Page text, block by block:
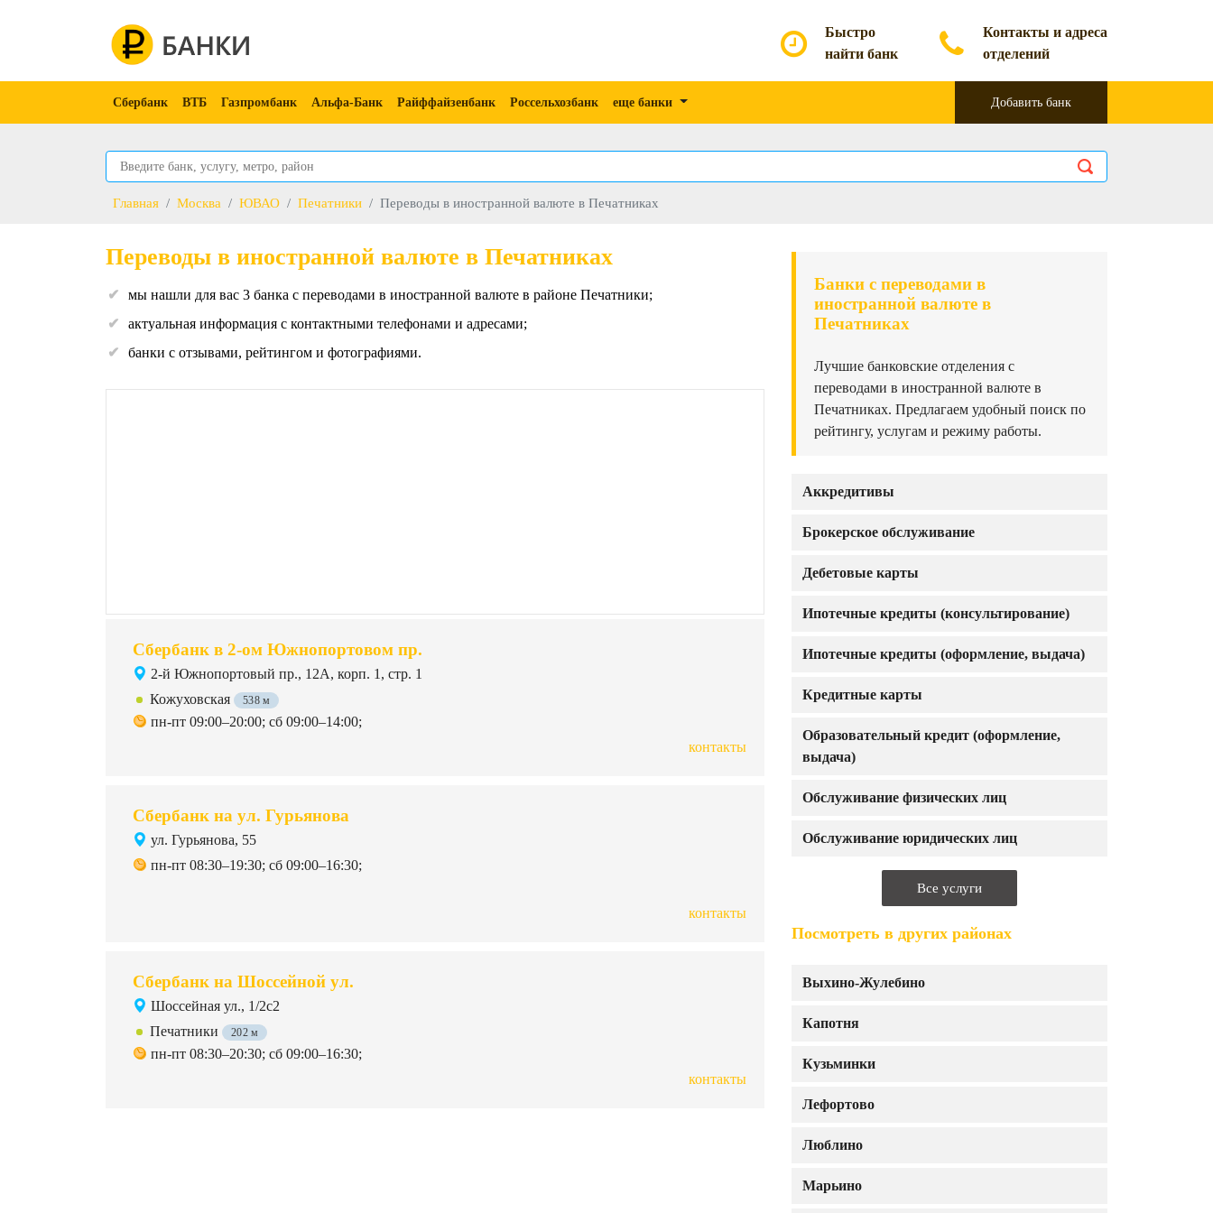
Быстро
найти банк
Контакты и адреса
отделений
Сбербанк ВТБ Газпромбанк Альфа-Банк Райффайзенбанк Россельхозбанк еще банки Добавить банк
Главная Москва ЮВАО Печатники Переводы в иностранной валюте в Печатниках
Банки с переводами в
иностранной валюте в
Печатниках
Лучшие банковские отделения с
переводами в иностранной валюте в
Печатниках. Предлагаем удобный поиск по
рейтингу, услугам и режиму работы.
Аккредитивы
Брокерское обслуживание
Дебетовые карты
Ипотечные кредиты (консультирование)
Ипотечные кредиты (оформление, выдача)
Кредитные карты
Образовательный кредит (оформление,
выдача)
Обслуживание физических лиц
Обслуживание юридических лиц
Все услуги
Посмотреть в других районах
Выхино-Жулебино
Капотня
Кузьминки
Лефортово
Люблино
Марьино
Переводы в иностранной валюте в Печатниках
мы нашли для вас 3 банка с переводами в иностранной валюте в районе Печатники;
актуальная информация с контактными телефонами и адресами;
банки с отзывами, рейтингом и фотографиями.
Сбербанк в 2-ом Южнопортовом пр.
2-й Южнопортовый пр., 12А, корп. 1, стр. 1
Кожуховская
538 м
пн-пт 09:00–20:00; сб 09:00–14:00;
контакты
Сбербанк на ул. Гурьянова
ул. Гурьянова, 55
пн-пт 08:30–19:30; сб 09:00–16:30;
контакты
Сбербанк на Шоссейной ул.
Шоссейная ул., 1/2с2
Печатники
202 м
пн-пт 08:30–20:30; сб 09:00–16:30;
контакты